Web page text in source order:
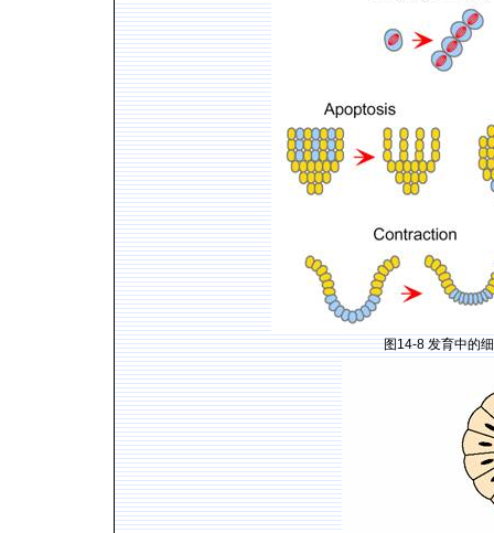
图14-8发育中的